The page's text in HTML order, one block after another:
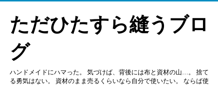
ただひたすら縫うブロ
グ
ハンドメイドにハマった。 気づけば、背後には布と資材の山…。 捨て
る勇気はない。 資材のまま売るくらいなら自分で使いたい。 ならば使